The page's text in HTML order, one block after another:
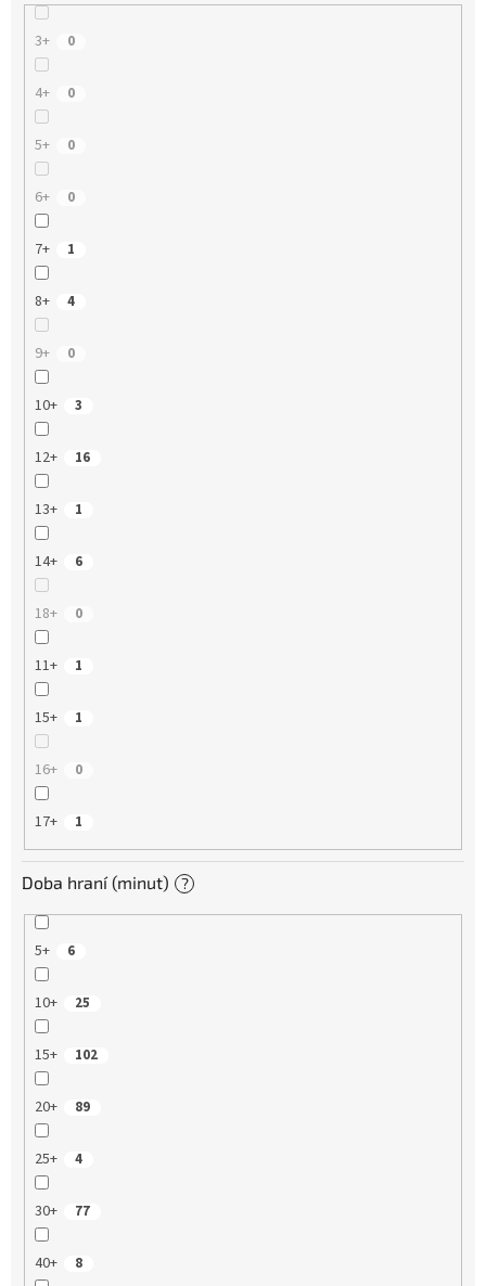
3+ 0
4+ 0
5+ 0
6+ 0
7+ 1
8+ 4
9+ 0
10+ 3
12+ 16
13+ 1
14+ 6
18+ 0
11+ 1
15+ 1
16+ 0
17+ 1
Doba hraní (minut) ?
5+ 6
10+ 25
15+ 102
20+ 89
25+ 4
30+ 77
40+ 8